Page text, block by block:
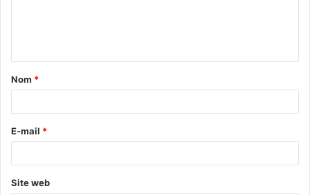
t
a
e
*
Nom *
E-mail *
Site web